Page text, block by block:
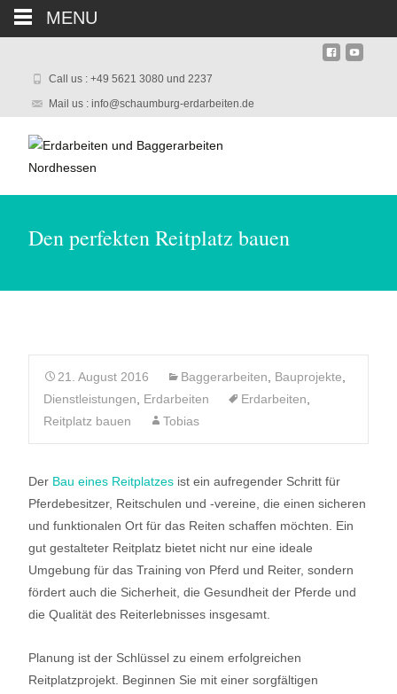
Call us : +49 5621 3080 und 2237
Mail us : info@schaumburg-erdarbeiten.de
Den perfekten Reitplatz bauen
21. August 2016 Baggerarbeiten Bauprojekte
Dienstleistungen
Erdarbeiten Erdarbeiten
Reitplatz bauen
Tobias
Der Bau eines Reitplatzes ist ein aufregender Schritt für
Pferdebesitzer, Reitschulen und -vereine, die einen sicheren
und funktionalen Ort für das Reiten schaffen möchten. Ein
gut gestalteter Reitplatz bietet nicht nur eine ideale
Umgebung für das Training von Pferd und Reiter, sondern
fördert auch die Sicherheit, die Gesundheit der Pferde und
die Qualität des Reiterlebnisses insgesamt.
Planung ist der Schlüssel zu einem erfolgreichen
Reitplatzprojekt. Beginnen Sie mit einer sorgfältigen
MENU